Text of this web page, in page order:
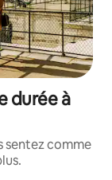
durée à
sentez comme